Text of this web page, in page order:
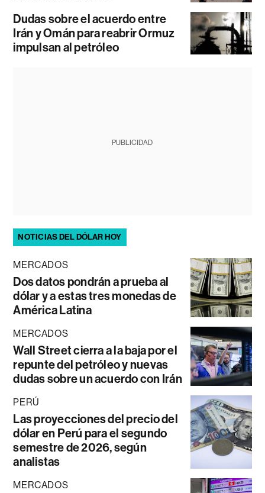
Dudas sobre el acuerdo entre
Irán y Omán para reabrir Ormuz
impulsan al petróleo
PUBLICIDAD
NOTICIAS DEL DÓLAR HOY
MERCADOS
Dos datos pondrán a prueba al
dólar y a estas tres monedas de
América Latina
MERCADOS
Wall Street cierra a la baja por el
repunte del petróleo y nuevas
dudas sobre un acuerdo con Irán
PERÚ
Las proyecciones del precio del
dólar en Perú para el segundo
semestre de 2026, según
analistas
MERCADOS